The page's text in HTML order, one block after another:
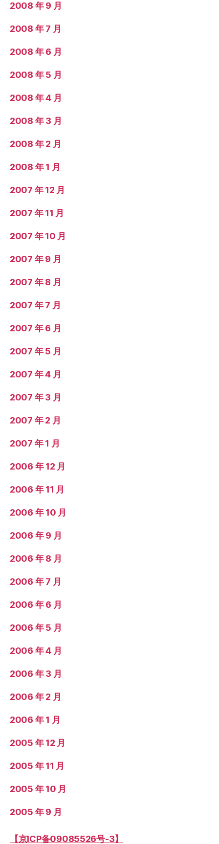
2008 年 9 月
2008 年 7 月
2008 年 6 月
2008 年 5 月
2008 年 4 月
2008 年 3 月
2008 年 2 月
2008 年 1 月
2007 年 12 月
2007 年 11 月
2007 年 10 月
2007 年 9 月
2007 年 8 月
2007 年 7 月
2007 年 6 月
2007 年 5 月
2007 年 4 月
2007 年 3 月
2007 年 2 月
2007 年 1 月
2006 年 12 月
2006 年 11 月
2006 年 10 月
2006 年 9 月
2006 年 8 月
2006 年 7 月
2006 年 6 月
2006 年 5 月
2006 年 4 月
2006 年 3 月
2006 年 2 月
2006 年 1 月
2005 年 12 月
2005 年 11 月
2005 年 10 月
2005 年 9 月
【京ICP备09085526号-3】